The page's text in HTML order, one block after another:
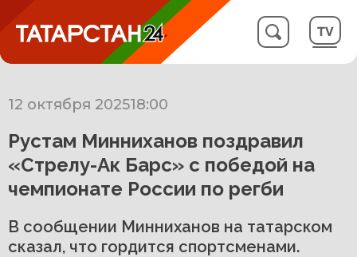
12 октября 202518:00
Рустам Минниханов поздравил
«Стрелу-Ак Барс» с победой на
чемпионате России по регби
В сообщении Минниханов на татарском
сказал, что гордится спортсменами.